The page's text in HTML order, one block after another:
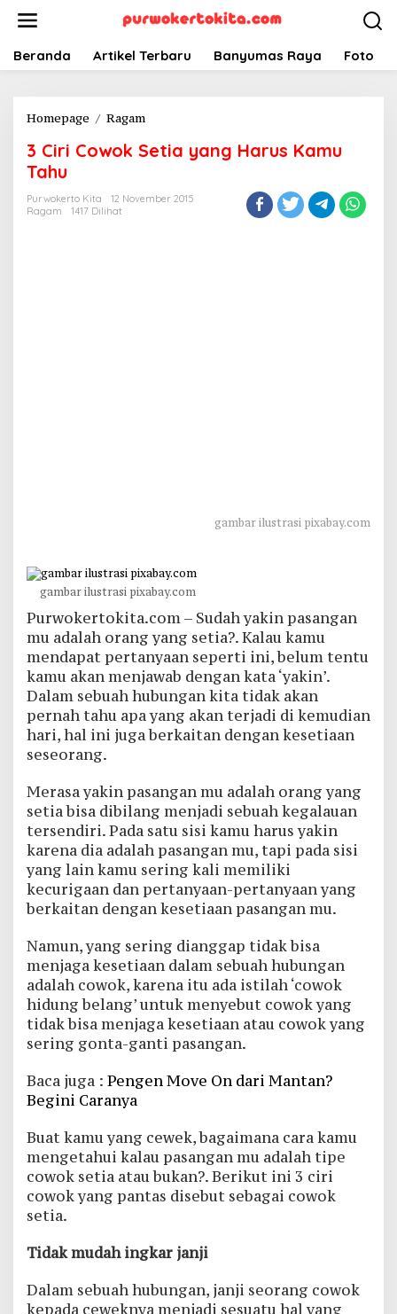
Beranda Artikel Terbaru Banyumas Raya Foto
Homepage / Ragam3
Cowok
Harus
3 Ciri Cowok Setia yang Harus Kamu
Tahu
Purwokerto Kita
12 November 2015
Ragam
1417 Dilihat
gambar ilustrasi pixabay.com
gambar ilustrasi pixabay.com
Purwokertokita.com – Sudah yakin pasangan
mu adalah orang yang setia?. Kalau kamu
mendapat pertanyaan seperti ini, belum tentu
kamu akan menjawab dengan kata ‘yakin’.
Dalam sebuah hubungan kita tidak akan
pernah tahu apa yang akan terjadi di kemudian
hari, hal ini juga berkaitan dengan kesetiaan
seseorang.
Merasa yakin pasangan mu adalah orang yang
setia bisa dibilang menjadi sebuah kegalauan
tersendiri. Pada satu sisi kamu harus yakin
karena dia adalah pasangan mu, tapi pada sisi
yang lain kamu sering kali memiliki
kecurigaan dan pertanyaan-pertanyaan yang
berkaitan dengan kesetiaan pasangan mu.
Namun, yang sering dianggap tidak bisa
menjaga kesetiaan dalam sebuah hubungan
adalah cowok, karena itu ada istilah ‘cowok
hidung belang’ untuk menyebut cowok yang
tidak bisa menjaga kesetiaan atau cowok yang
sering gonta-ganti pasangan.
Baca juga : Pengen Move On dari Mantan?
Begini Caranya
Buat kamu yang cewek, bagaimana cara kamu
mengetahui kalau pasangan mu adalah tipe
cowok setia atau bukan?. Berikut ini 3 ciri
cowok yang pantas disebut sebagai cowok
setia.
Tidak mudah ingkar janji
Dalam sebuah hubungan, janji seorang cowok
kepada ceweknya menjadi sesuatu hal yang